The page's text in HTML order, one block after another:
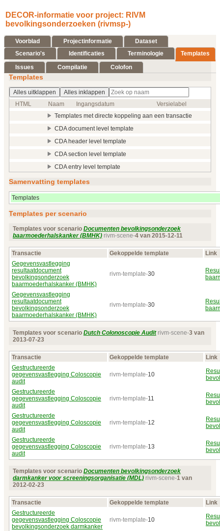
DECOR-informatie voor project: RIVM
bevolkingsonderzoeken (rivmsp-)
Voorblad Projectinformatie
Dataset
Scenario's
Identificaties Terminologie Templates
Issues Compilatie Colofon
Templates
Alles uitklappen
Alles inklappen
HTML
Naam Ingangsdatum
Versielabel
Templates met directe koppeling aan een transactie
CDA document level template
CDA header level template
CDA section level template
CDA entry level template
Samenvatting templates
Templates
Templates per scenario
Templates voor scenario Documenten bevolkingsonderzoek
baarmoederhalskanker (BMHK) rivm-scene-4 van 2015‑12‑11
Transactie Gekoppelde template
Link
Gegevensvastlegging
resultaatdocument
bevolkingsonderzoek
baarmoederhalskanker (BMHK)
rivm-template-30
Gegevensvastlegging
resultaatdocument
bevolkingsonderzoek
baarmoederhalskanker (BMHK)
rivm-template-30
Templates voor scenario Dutch Colonoscopie Audit rivm-scene-3 van
2013‑07‑23
Transactie Gekoppelde template
Link
Gestructureerde
gegevensvastlegging Coloscopie
audit
rivm-template-10
Gestructureerde
gegevensvastlegging Coloscopie
audit
rivm-template-11
Gestructureerde
gegevensvastlegging Coloscopie
audit
rivm-template-12
Gestructureerde
gegevensvastlegging Coloscopie
audit
rivm-template-13
Templates voor scenario Documenten bevolkingsonderzoek
darmkanker voor screeningsorganisatie (MDL) rivm-scene-1 van
2012‑02‑23
Transactie Gekoppelde template
Link
Gestructureerde
gegevensvastlegging Coloscopie
bevolkingsonderzoek darmkanker
rivm-template-10